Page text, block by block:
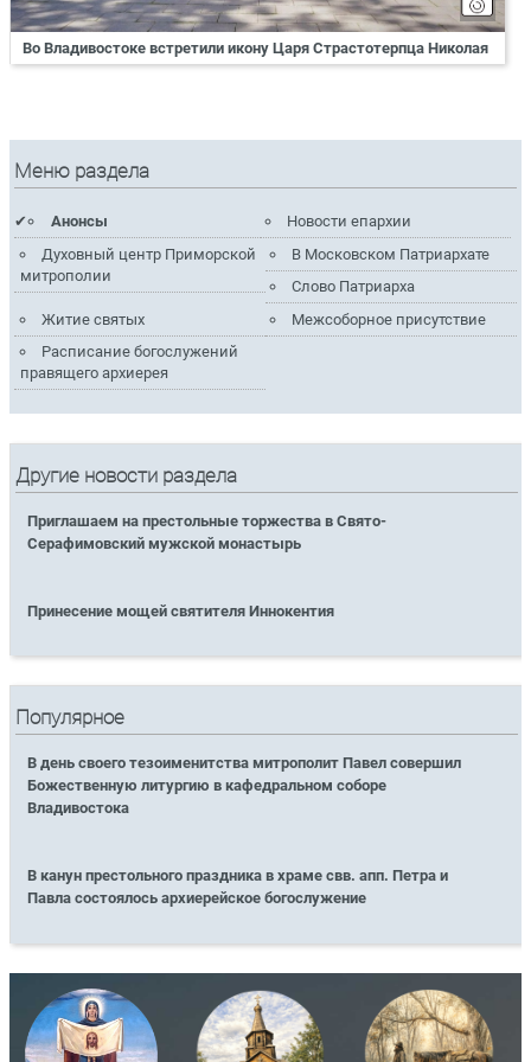
Во Владивостоке встретили икону Царя Страстотерпца Николая
Меню раздела
Анонсы
Новости епархии
Духовный центр Приморской
митрополии
В Московском Патриархате
Слово Патриарха
Житие святых
Межсоборное присутствие
Расписание богослужений
правящего архиерея
Другие новости раздела
Приглашаем на престольные торжества в Свято-
Серафимовский мужской монастырь
Принесение мощей святителя Иннокентия
Популярное
В день своего тезоименитства митрополит Павел совершил
Божественную литургию в кафедральном соборе
Владивостока
В канун престольного праздника в храме свв. апп. Петра и
Павла состоялось архиерейское богослужение